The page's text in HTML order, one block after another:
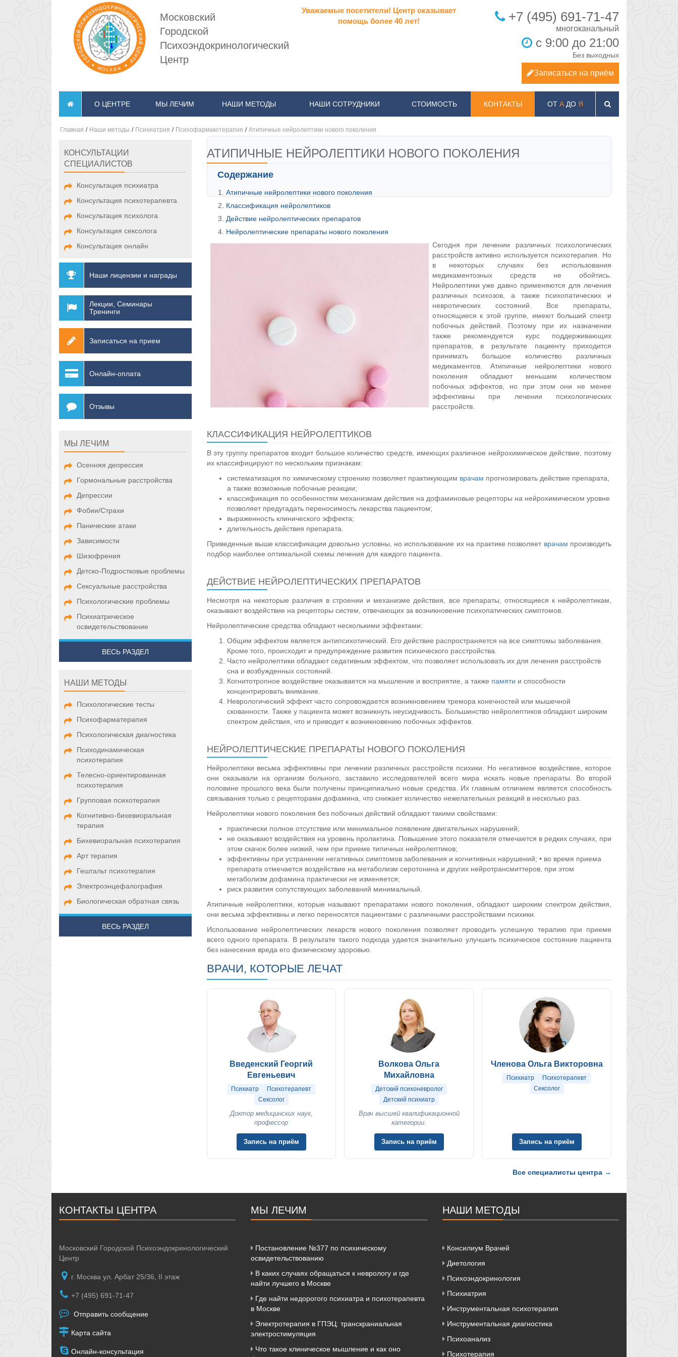
Московский
Городской
Психоэндокринологический
Центр
Уважаемые посетители! Центр оказывает
помощь более 40 лет!
+7 (495) 691-71-47
с 9:00 до 21:00
Без выходных
Записаться на приём
О ЦЕНТРЕ МЫ ЛЕЧИМ НАШИ МЕТОДЫ НАШИ СОТРУДНИКИ СТОИМОСТЬ КОНТАКТЫ ОТ АДО Я
Главная / Наши методы / Психиатрия / Психофармакотерапия / Атипичные нейролептики нового поколения
КОНСУЛЬТАЦИИ
СПЕЦИАЛИСТОВ
Консультация психиатра
Консультация психотерапевта
Консультация психолога
Консультация сексолога
Консультация онлайн
Наши лицензии и награды
Лекции, Семинары
Тренинги
Записаться на прием
Онлайн-оплата
Отзывы
МЫ ЛЕЧИМ
Осенняя депрессия
Гормональные расстройства
Депрессии
Фобии/Страхи
Панические атаки
Зависимости
Шизофрения
Детско-Подростковые проблемы
Сексуальные расстройства
Психологические проблемы
Психиатрическое
освидетельствование
ВЕСЬ РАЗДЕЛ
НАШИ МЕТОДЫ
Психологические тесты
Психофарматерапия
Психологическая диагностика
Психодинамическая
психотерапия
Телесно-ориентированная
психотерапия
Групповая психотерапия
Когнитивно-бихевиоральная
терапия
Бихевиоральная психотерапия
Арт терапия
Гештальт психотерапия
Электроэнцефалография
Биологическая обратная связь
ВЕСЬ РАЗДЕЛ
АТИПИЧНЫЕ НЕЙРОЛЕПТИКИ НОВОГО ПОКОЛЕНИЯ
Содержание
Атипичные нейролептики нового поколения
Классификация нейролептиков
Действие нейролептических препаратов
Нейролептические препараты нового поколения
Сегодня при лечении различных психологических
расстройств активно используется психотерапия. Но
в некоторых случаях без использования
медикаментозных средств не обойтись.
Нейролептики уже давно применяются для лечения
различных психозов, а также психопатических и
невротических состояний. Все препараты,
относящиеся к этой группе, имеют больший спектр
побочных действий. Поэтому при их назначении
также рекомендуется курс поддерживающих
препаратов, в результате пациенту приходится
принимать большое количество различных
медикаментов. Атипичные нейролептики нового
поколения обладают меньшим количеством
побочных эффектов, но при этом они не менее
эффективны при лечении психологических
расстройств.
КЛАССИФИКАЦИЯ НЕЙРОЛЕПТИКОВ
В эту группу препаратов входит большое количество средств, имеющих различное нейрохимическое действие, поэтому
их классифицируют по нескольким признакам:
систематизация по химическому строению позволяет практикующим врачам прогнозировать действие препарата,
а также возможные побочные реакции;
классификация по особенностям механизмам действия на дофаминовые рецепторы на нейрохимическом уровне
позволяет предугадать переносимость лекарства пациентом;
выраженность клинического эффекта;
длительность действия препарата.
Приведенные выше классификации довольно условны, но использование их на практике позволяет врачам производить
подбор наиболее оптимальной схемы лечения для каждого пациента.
ДЕЙСТВИЕ НЕЙРОЛЕПТИЧЕСКИХ ПРЕПАРАТОВ
Несмотря на некоторые различия в строении и механизме действия, все препараты, относящиеся к нейролептикам,
оказывают воздействие на рецепторы систем, отвечающих за возникновение психопатических симптомов.
Нейролептические средства обладают несколькими эффектами:
Общим эффектом является антипсихотический. Его действие распространяется на все симптомы заболевания.
Кроме того, происходит и предупреждение развития психического расстройства.
Часто нейролептики обладают седативным эффектом, что позволяет использовать их для лечения расстройств
сна и возбужденных состояний.
Когнитотропное воздействие оказывается на мышление и восприятие, а также памяти и способности
концентрировать внимание.
Неврологический эффект часто сопровождается возникновением тремора конечностей или мышечной
скованности. Также у пациента может возникнуть неусидчивость. Большинство нейролептиков обладают широким
спектром действия, что и приводит к возникновению побочных эффектов.
НЕЙРОЛЕПТИЧЕСКИЕ ПРЕПАРАТЫ НОВОГО ПОКОЛЕНИЯ
Нейролептики весьма эффективны при лечении различных расстройств психики. Но негативное воздействие, которое
они оказывали на организм больного, заставило исследователей всего мира искать новые препараты. Во второй
половине прошлого века были получены принципиально новые средства. Их главным отличием является способность
связывания только с рецепторами дофамина, что снижает количество нежелательных реакций в несколько раз.
Нейролептики нового поколения без побочных действий обладают такими свойствами:
практически полное отсутствие или минимальное появление двигательных нарушений;
не оказывают воздействия на уровень пролактина. Повышение этого показателя отмечается в редких случаях, при
этом скачок более низкий, чем при приеме типичных нейролептиков;
эффективны при устранении негативных симптомов заболевания и когнитивных нарушений; • во время приема
препарата отмечается воздействие на метаболизм серотонина и других нейротрансмиттеров, при этом
метаболизм дофамина практически не изменяется;
риск развития сопутствующих заболеваний минимальный.
Атипичные нейролептики, которые называют препаратами нового поколения, обладают широким спектром действия,
они весьма эффективны и легко переносятся пациентами с различными расстройствами психики.
Использование нейролептических лекарств нового поколения позволяет проводить успешную терапию при приеме
всего одного препарата. В результате такого подхода удается значительно улучшить психическое состояние пациента
без нанесения вреда его физическому здоровью.
ВРАЧИ, КОТОРЫЕ ЛЕЧАТ
Введенский Георгий
Евгеньевич
Психиатр
Психотерапевт
Сексолог
Доктор медицинских наук,
профессор
Запись на приём
Волкова Ольга
Михайловна
Детский психоневролог
Детский психиатр
Врач высшей квалификационной
категории.
Запись на приём
Членова Ольга Викторовна
Психиатр
Психотерапевт
Сексолог
Запись на приём
Все специалисты центра →
КОНТАКТЫ ЦЕНТРА
Московский Городской Психоэндокринологический
Центр
г. Москва ул. Арбат 25/36, II этаж
+7 (495) 691-71-47
Отправить сообщение
Карта сайта
Онлайн-консультация
МЫ ЛЕЧИМ
Постановление №377 по психическому
освидетельствованию
В каких случаях обращаться к неврологу и где
найти лучшего в Москве
Где найти недорогого психиатра и психотерапевта
в Москве
Электротерапия в ГПЭЦ: транскраниальная
электростимуляция
Что такое клиническое мышление и как оно
НАШИ МЕТОДЫ
Консилиум Врачей
Диетология
Психоэндокринология
Психиатрия
Инструментальная психотерапия
Инструментальная диагностика
Психоанализ
Психотерапия